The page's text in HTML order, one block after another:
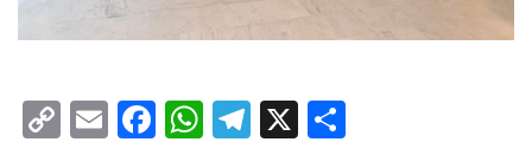
C
E
F
W T
X